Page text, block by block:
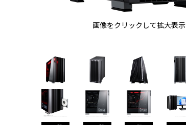
画像をクリックして拡大表示